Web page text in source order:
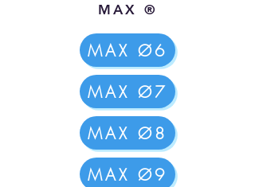
MAX ®
MAX Ø6
MAX Ø7
MAX Ø8
MAX Ø9